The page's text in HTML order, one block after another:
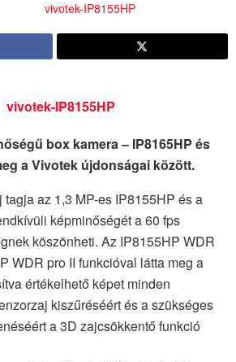
box kamera – IP8165HP és
a Vivotek újdonságai között.
az 1,3 MP-es IP8155HP és a
képminőségét a 60 fps
köszönheti. Az IP8155HP WDR
WDR pro II funkcióval látta meg a
értékelhető képet minden
kiszűréséért és a szükséges
a 3D zajcsökkentő funkció